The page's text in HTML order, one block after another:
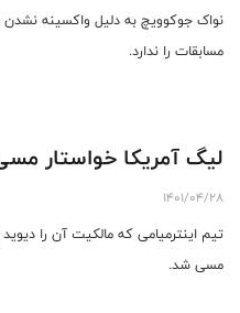
نواک جوکوویچ به دلیل واکسینه نشدن
مسابقات را ندارد.
لیگ آمریکا خواستار
1401/04/28
تیم اینترمیامی که مالکیت آن را
مسی شد.